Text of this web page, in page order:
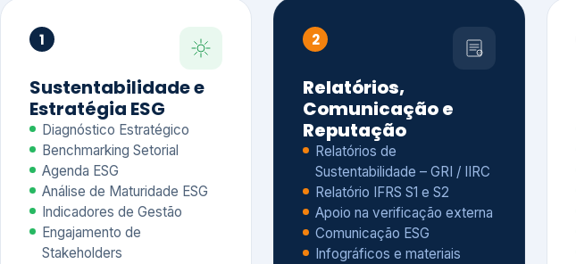
1
Sustentabilidade e
Estratégia ESG
Diagnóstico Estratégico
Benchmarking Setorial
Agenda ESG
Análise de Maturidade ESG
Indicadores de Gestão
Engajamento de
Stakeholders
2
Relatórios,
Comunicação e
Reputação
Relatórios de
Sustentabilidade – GRI / IIRC
Relatório IFRS S1 e S2
Apoio na verificação externa
Comunicação ESG
Infográficos e materiais